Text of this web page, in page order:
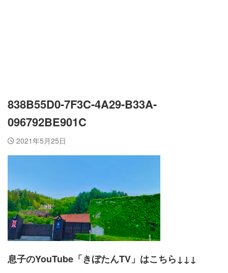
838B55D0-7F3C-4A29-B33A-
096792BE901C
2021年5月25日
息子のYouTube「きぼたんTV」はこちら↓↓↓